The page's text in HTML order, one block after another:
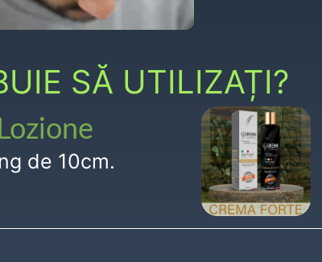
SĂ UTILIZAȚI?
de 10cm.